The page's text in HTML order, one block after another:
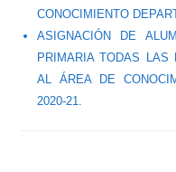
CONOCIMIENTO
ASIGNACIÓN DE
PRIMARIA TODAS LAS
AL ÁREA DE
2020-21.